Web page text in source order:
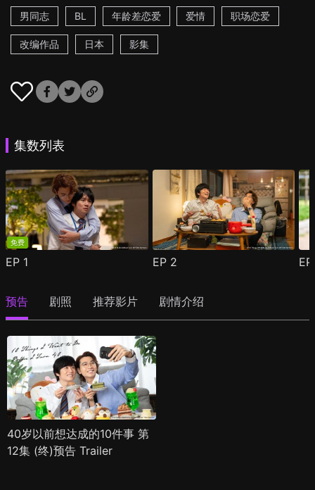
男同志
BL 年龄差恋爱 爱情 职场恋爱
改编作品 日本 影集
集数列表
免费
EP 1 EP 2
预告 剧照 推荐影片 剧情介绍
40岁以前想达成的10件事 第
12集 (终)预告 Trailer